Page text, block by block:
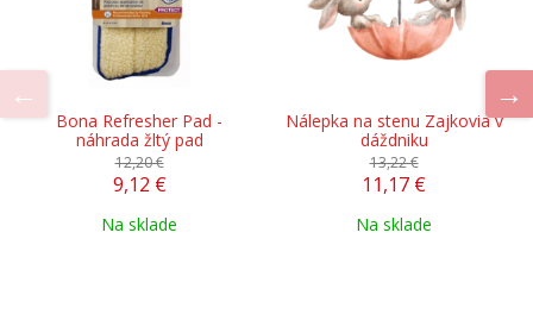
Bona Refresher Pad -
náhrada žltý pad
12,20 €
9,12 €
Na sklade
Nálepka na stenu Zajkovia v
dáždniku
13,22 €
11,17 €
Na sklade